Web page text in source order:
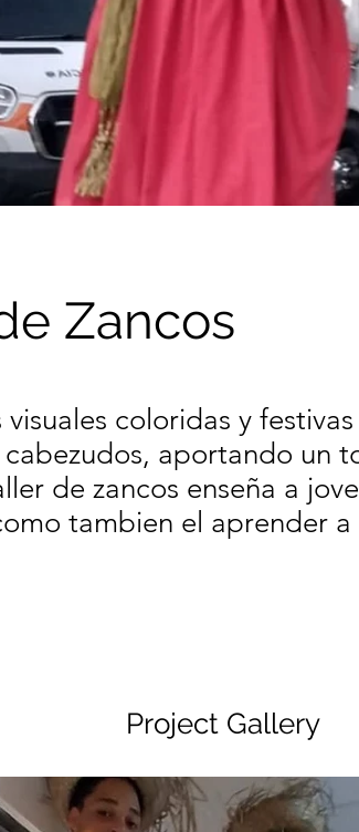
Zancos
coloridas y
cabezudos, aportando un
de zancos enseña a
tambien el aprender
Project Gallery